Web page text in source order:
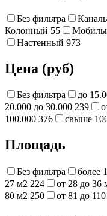
Без фильтра
Колонный 55
Настенный 973
Цена (руб)
Без фильтра до
20.000 до 30.000 239
100.000 376 свыше
Площадь
Без фильтра более
27 м2 224 от 28 до 36
80 м2 250 от 81 до